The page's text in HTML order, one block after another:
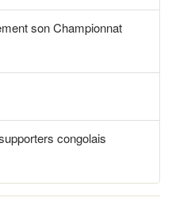
son Championnat
congolais